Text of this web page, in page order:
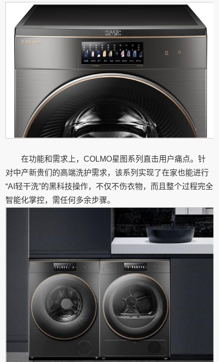
在功能和需求上，COLMO星图系列直击用户痛点。针
对中产新贵们的高端洗护需求，该系列实现了在家也能进行
“AI轻干洗”的黑科技操作，不仅不伤衣物，而且整个过程完全
智能化掌控，需任何多余步骤。